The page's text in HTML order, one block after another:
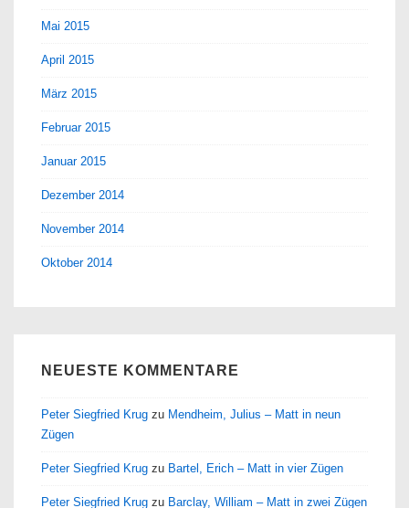
Mai 2015
April 2015
März 2015
Februar 2015
Januar 2015
Dezember 2014
November 2014
Oktober 2014
NEUESTE KOMMENTARE
Peter Siegfried Krug zu Mendheim, Julius – Matt in neun
Zügen
Peter Siegfried Krug zu Bartel, Erich – Matt in vier Zügen
Peter Siegfried Krug zu Barclay, William – Matt in zwei Zügen